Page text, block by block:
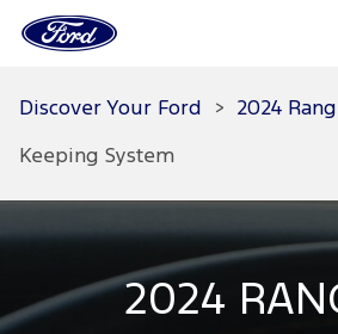
Discover Your Ford > 2024
Keeping System
2024